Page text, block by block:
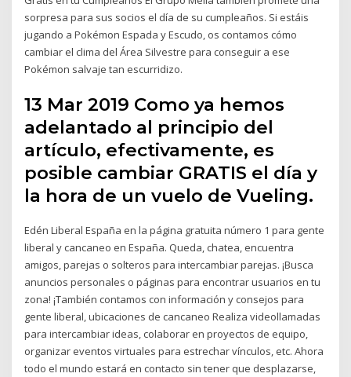
sorpresa para sus socios el día de su cumpleaños. Si estáis
jugando a Pokémon Espada y Escudo, os contamos cómo
cambiar el clima del Área Silvestre para conseguir a ese
Pokémon salvaje tan escurridizo.
13 Mar 2019 Como ya hemos
adelantado al principio del
artículo, efectivamente, es
posible cambiar GRATIS el día y
la hora de un vuelo de Vueling.
Edén Liberal España en la página gratuita número 1 para gente
liberal y cancaneo en España. Queda, chatea, encuentra
amigos, parejas o solteros para intercambiar parejas. ¡Busca
anuncios personales o páginas para encontrar usuarios en tu
zona! ¡También contamos con información y consejos para
gente liberal, ubicaciones de cancaneo Realiza videollamadas
para intercambiar ideas, colaborar en proyectos de equipo,
organizar eventos virtuales para estrechar vínculos, etc. Ahora
todo el mundo estará en contacto sin tener que desplazarse,